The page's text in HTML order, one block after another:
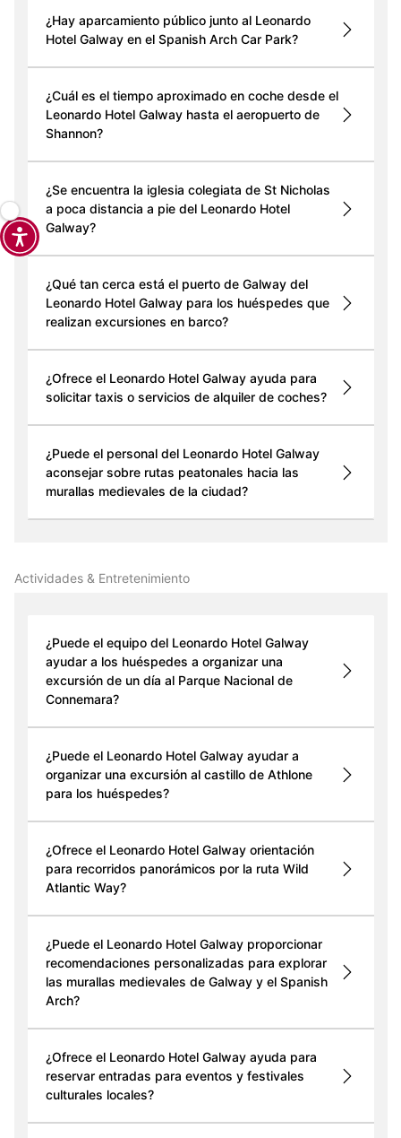
¿Hay aparcamiento público junto al Leonardo
Hotel Galway en el Spanish Arch Car Park?
¿Cuál es el tiempo aproximado en coche desde el
Leonardo Hotel Galway hasta el aeropuerto de
Shannon?
¿Se encuentra la iglesia colegiata de St Nicholas
a poca distancia a pie del Leonardo Hotel
Galway?
¿Qué tan cerca está el puerto de Galway del
Leonardo Hotel Galway para los huéspedes que
realizan excursiones en barco?
¿Ofrece el Leonardo Hotel Galway ayuda para
solicitar taxis o servicios de alquiler de coches?
¿Puede el personal del Leonardo Hotel Galway
aconsejar sobre rutas peatonales hacia las
murallas medievales de la ciudad?
Actividades & Entretenimiento
¿Puede el equipo del Leonardo Hotel Galway
ayudar a los huéspedes a organizar una
excursión de un día al Parque Nacional de
Connemara?
¿Puede el Leonardo Hotel Galway ayudar a
organizar una excursión al castillo de Athlone
para los huéspedes?
¿Ofrece el Leonardo Hotel Galway orientación
para recorridos panorámicos por la ruta Wild
Atlantic Way?
¿Puede el Leonardo Hotel Galway proporcionar
recomendaciones personalizadas para explorar
las murallas medievales de Galway y el Spanish
Arch?
¿Ofrece el Leonardo Hotel Galway ayuda para
reservar entradas para eventos y festivales
culturales locales?